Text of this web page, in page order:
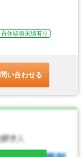
育休取得実績有り
い合わせる